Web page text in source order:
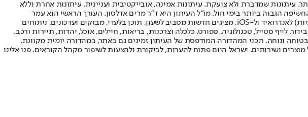
עיתונות שמדברת ולא צועקת. עיתונות אמינה, אובייקטיבית ועניינית. עיתונות אחרת וללא
"ישראל היום" לעיתון הישראלי בעל שיעור החשיפה הגבוה ביותר בימי חול. מו"ל העיתון היא ד"ר מרים אדלסון. העורך הראשי הוא עמר
לחמנוביץ, והעורך המייסד הוא עמוס רגב. אתרי האינטרנט של "ישראל היום" בעברית ובאנגלית, כמו כן היישומונים (אפליקציות) לאנדרואיד ול-iOS, מציגים חדשות מסביב לשעון, תוכן בלעדי, מבזקים ועדכונים, ניתוחים
לייף סטייל, טכנולוגיה, ספורט, כלכלה וצרכנות, בריאות, חיילים, אוכל, יהדות, תיירות ורכב.
בטוחה ונוחה. תכני המהדורה המודפסת של העיתון זמינים גם באתר, במהדורה יומית מקוונת,
ושירותים. ישראל היום פתוח להערות, לביקורת ולהצעות לשיפור מקהל הקוראים. פנו אלינו